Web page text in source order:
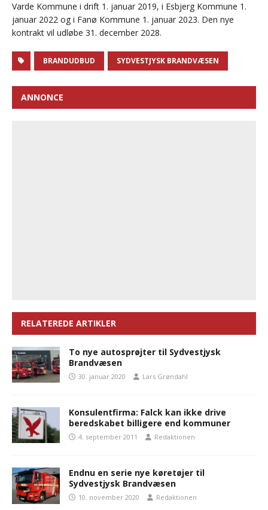
Varde Kommune i drift 1. januar 2019, i Esbjerg Kommune 1.
januar 2022 og i Fanø Kommune 1. januar 2023. Den nye
kontrakt vil udløbe 31. december 2028.
BRANDUDBUD SYDVESTJYSK BRANDVÆSEN
ANNONCE
RELATEREDE ARTIKLER
To nye autosprøjter til Sydvestjysk
Brandvæsen
30. januar 2020 Lars Grøndahl
Konsulentfirma: Falck kan ikke drive
beredskabet billigere end kommuner
4. september 2011 Redaktionen
Endnu en serie nye køretøjer til
Sydvestjysk Brandvæsen
10. november 2020 Redaktionen